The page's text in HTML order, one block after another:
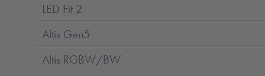
LED Fit 2
Altis Gen5
Altis RGBW/BW